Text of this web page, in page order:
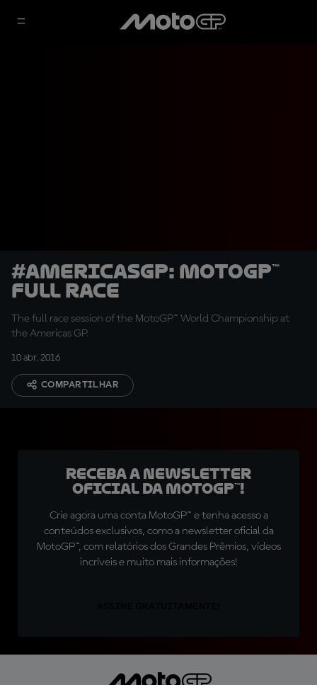
#AmericasGP: MotoGP™
Full Race
The full race session of the MotoGP™ World Championship at
the Americas GP.
10 abr. 2016
COMPARTILHAR
Receba a newsletter
oficial da MotoGP™!
Crie agora uma conta MotoGP™ e tenha acesso a
conteúdos exclusivos, como a newsletter oficial da
MotoGP™, com relatórios dos Grandes Prêmios, vídeos
incríveis e muito mais informações!